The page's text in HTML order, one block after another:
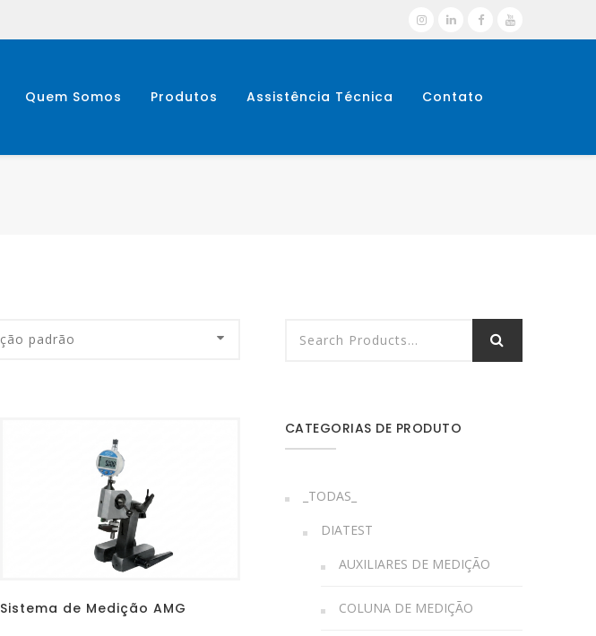
Quem Somos Produtos Assistência Técnica Contato
Sistema de Medição AMG
CATEGORIAS DE PRODUTO
_TODAS_
DIATEST
AUXILIARES DE MEDIÇÃO
COLUNA DE MEDIÇÃO